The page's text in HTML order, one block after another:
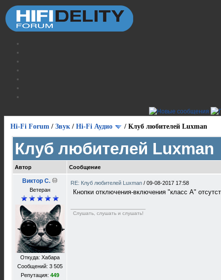
Hi-Fi Forum / Звук / Hi-Fi Аудио / Клуб любителей Luxman
Клуб любителей Luxman
Автор Сообщение
Виктор С.
Ветеран
Откуда: Хабара
Сообщений: 3 505
Репутация: 449
RE: Клуб любителей Luxman / 09-08-2017 17:58
Кнопки отключения-включения "класс А"
Слушать, слушать и слушать!